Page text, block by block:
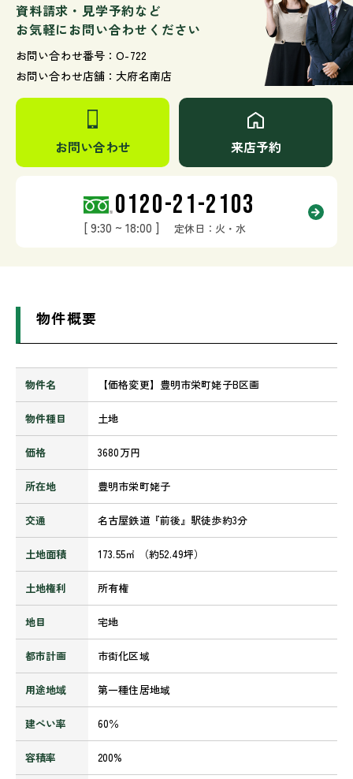
資料請求・見学予約など
お気軽にお問い合わせください
お問い合わせ番号：O-722
お問い合わせ店舗：大府名南店
お問い合わせ 来店予約
0120-21-2103
[ 9:30 ~ 18:00 ] 定休日：火・水
物件概要
物件名 【価格変更】豊明市栄町姥子B区画
物件種目 土地
価格 3680万円
所在地 豊明市栄町姥子
交通 名古屋鉄道『前後』駅徒歩約3分
土地面積 173.55㎡ （約52.49坪）
土地権利 所有権
地目 宅地
都市計画 市街化区域
用途地域 第一種住居地域
建ぺい率 60％
容積率 200%